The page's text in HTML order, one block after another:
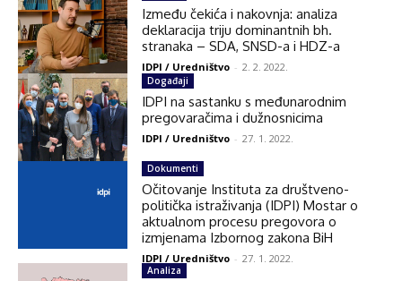
Između čekića i nakovnja: analiza
deklaracija triju dominantnih bh.
stranaka – SDA, SNSD-a i HDZ-a
IDPI / Uredništvo - 2. 2. 2022.
Događaji
IDPI na sastanku s međunarodnim
pregovaračima i dužnosnicima
IDPI / Uredništvo - 27. 1. 2022.
Dokumenti
Očitovanje Instituta za društveno-
politička istraživanja (IDPI) Mostar o
aktualnom procesu pregovora o
izmjenama Izbornog zakona BiH
IDPI / Uredništvo - 27. 1. 2022.
Analiza